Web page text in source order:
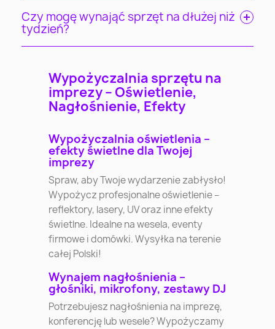
Czy mogę wynająć sprzęt na dłużej niż
tydzień?
Wypożyczalnia sprzętu na
imprezy – Oświetlenie,
Nagłośnienie, Efekty
Wypożyczalnia oświetlenia –
efekty świetlne dla Twojej
imprezy
Spraw, aby Twoje wydarzenie zabłysło!
Wypożycz profesjonalne oświetlenie –
reflektory, lasery, UV oraz inne efekty
świetlne. Idealne na wesela, eventy
firmowe i domówki. Wysyłka na terenie
całej Polski!
Wynajem nagłośnienia –
głośniki, mikrofony, zestawy DJ
Potrzebujesz nagłośnienia na imprezę,
konferencję lub wesele? Wypożyczamy